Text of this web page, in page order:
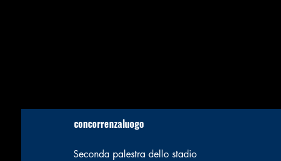
concorrenzaluogo
Seconda palestra dello stadio